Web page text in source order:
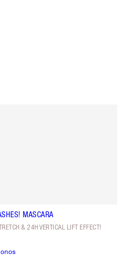
MASCARA
& 24H VERTICAL LIFT EFFECT!